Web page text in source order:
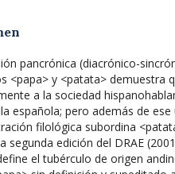
pancrónica (diacrónico-
<papa> y <patata> demuestra
a la sociedad
española; pero además de
filológica subordina
segunda edición del DRAE
el tubérculo de origen